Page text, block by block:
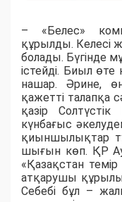
– «Белес»
құрылды. Келесі
болады. Бүгінде
істейді. Биыл
нашар. Әрине,
қажетті талапқа
қазір
күнбағыс
қиыншылықтар
шығын көп. ҚР
«Қазақстан
атқарушы
Себебі бұл –